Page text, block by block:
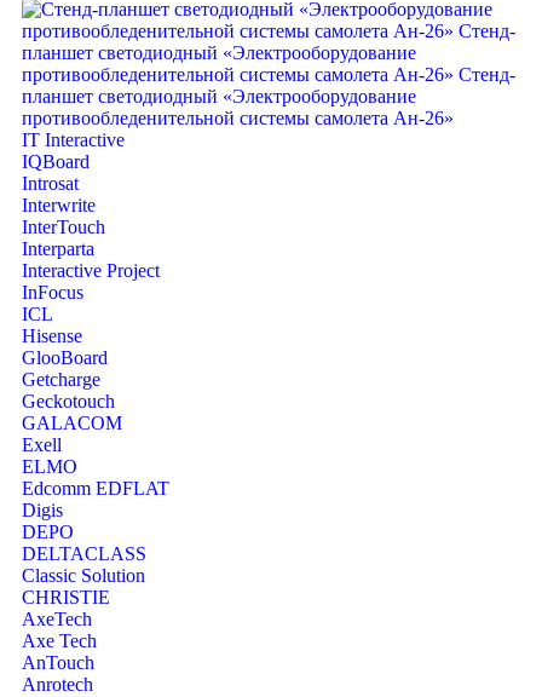
IT Interactive
IQBoard
Introsat
Interwrite
InterTouch
Interparta
Interactive Project
InFocus
ICL
Hisense
GlooBoard
Getcharge
Geckotouch
GALACOM
Exell
ELMO
Edcomm EDFLAT
Digis
DEPO
DELTACLASS
Classic Solution
CHRISTIE
AxeTech
Axe Tech
AnTouch
Anrotech